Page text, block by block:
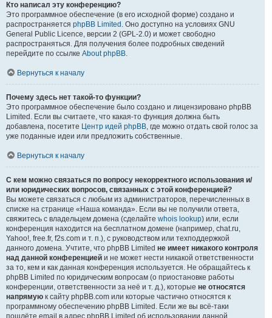
Кто написал эту конференцию?
Это программное обеспечение (в его исходной форме) создано и
распространяется phpBB Limited . Оно доступно на условиях GNU
General Public Licence, версии 2 (GPL-2.0) и может свободно
распространяться. Для получения более подробных сведений
перейдите по ссылке About phpBB.
Вернуться к началу
Почему здесь нет такой-то функции?
Это программное обеспечение было создано и лицензировано phpBB
Limited. Если вы считаете, что какая-то функция должна быть
добавлена, посетите Центр идей phpBB, где можно отдать свой голос за
уже поданные идеи или предложить собственные.
Вернуться к началу
С кем можно связаться по вопросу некорректного использования и/
или юридических вопросов, связанных с этой конференцией?
Вы можете связаться с любым из администраторов, перечисленных в
списке на странице «Наша команда». Если вы не получили ответа,
свяжитесь с владельцем домена (сделайте whois lookup) или, если
конференция находится на бесплатном домене (например, chat.ru,
Yahoo!, free.fr, f2s.com и т. п.), с руководством или техподдержкой
данного домена. Учтите, что phpBB Limited не имеет никакого контроля
над данной конференцией и не может нести никакой ответственности
за то, кем и как данная конференция используется. Не обращайтесь к
phpBB Limited по юридическим вопросам (о приостановке работы
конференции, ответственности за неё и т. д.), которые не относятся
напрямую к сайту phpBB.com или которые частично относятся к
программному обеспечению phpBB Limited. Если же вы всё-таки